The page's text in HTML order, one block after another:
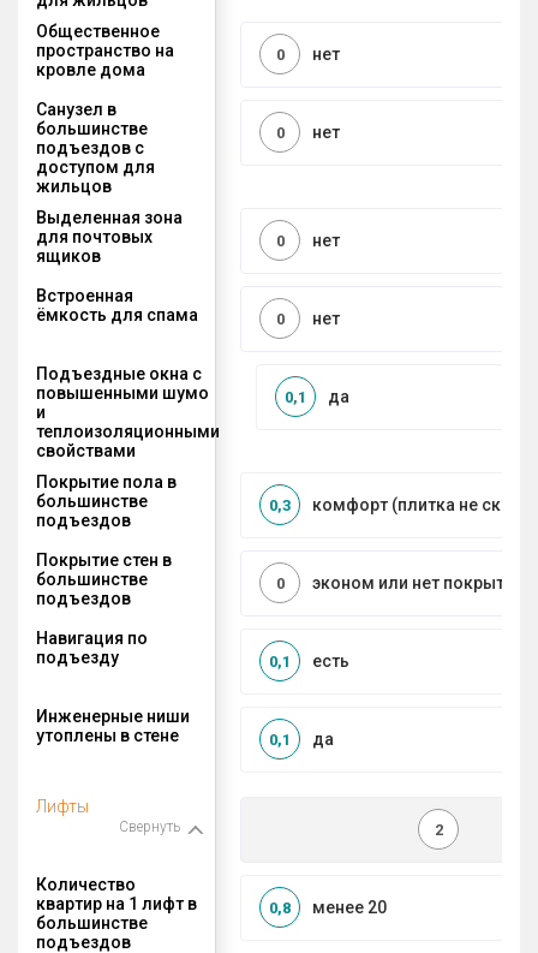
Общественное
пространство на
кровле дома
нет
0
Санузел в
большинстве
подъездов с
доступом для
жильцов
нет
0
Выделенная зона
для почтовых
ящиков
нет
0
Встроенная
ёмкость для спама
нет
0
Подъездные окна с
повышенными шумо
и
теплоизоляционными
свойствами
да
0,1
Покрытие пола в
большинстве
подъездов
комфорт (плитка не
0,3
Покрытие стен в
большинстве
подъездов
эконом или нет покрытия
0
Навигация по
подъезду
есть
0,1
Инженерные ниши
утоплены в стене
да
0,1
Лифты
Свернуть 2
Количество
квартир на 1 лифт в
большинстве
подъездов
менее 20
0,8